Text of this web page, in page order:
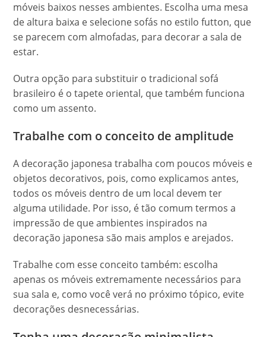
móveis baixos nesses ambientes. Escolha uma mesa
de altura baixa e selecione sofás no estilo futton, que
se parecem com almofadas, para decorar a sala de
estar.
Outra opção para substituir o tradicional sofá
brasileiro é o tapete oriental, que também funciona
como um assento.
Trabalhe com o conceito de amplitude
A decoração japonesa trabalha com poucos móveis e
objetos decorativos, pois, como explicamos antes,
todos os móveis dentro de um local devem ter
alguma utilidade. Por isso, é tão comum termos a
impressão de que ambientes inspirados na
decoração japonesa são mais amplos e arejados.
Trabalhe com esse conceito também: escolha
apenas os móveis extremamente necessários para
sua sala e, como você verá no próximo tópico, evite
decorações desnecessárias.